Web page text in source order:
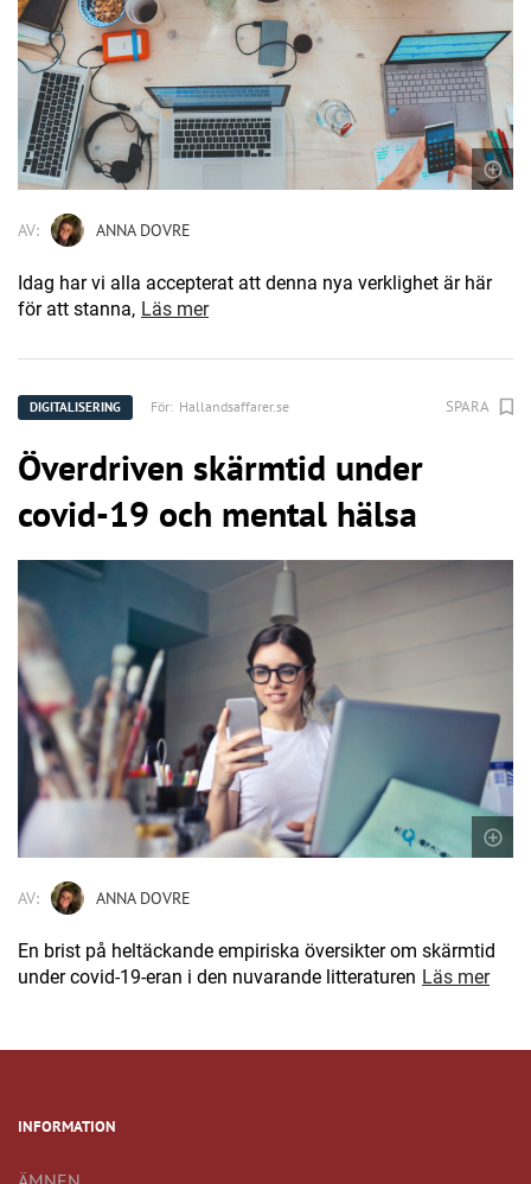
AV: ANNA DOVRE
Idag har vi alla accepterat att denna nya verklighet är här
för att stanna, Läs mer
DIGITALISERING För: Hallandsaffarer.se SPARA
Överdriven skärmtid under
covid-19 och mental hälsa
AV: ANNA DOVRE
En brist på heltäckande empiriska översikter om skärmtid
under covid-19-eran i den nuvarande litteraturen Läs mer
INFORMATION